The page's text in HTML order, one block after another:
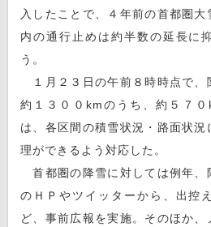
入したことで、４年前の首都圏
内の通行止めは約半数の延長に
う。
１月２３日の午前８時時点で、
約１３００kmのうち、約５７
は、各区間の積雪状況・路面状
理ができるよう対応した。
首都圏の降雪に対しては例年、
のＨＰやツイッターから、出控
ど、事前広報を実施。そのほか